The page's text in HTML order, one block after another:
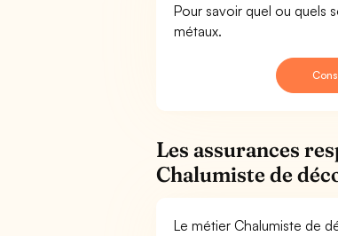
Pour savoir quel ou quels
métaux.
Les assurances
Chalumiste de
Le métier Chalumiste de